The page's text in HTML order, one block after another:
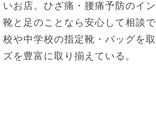
いお店。ひざ痛・腰痛予防のイ
靴と足のことなら安心して相談
校や中学校の指定靴・バッグを
ズを豊富に取り揃えている。